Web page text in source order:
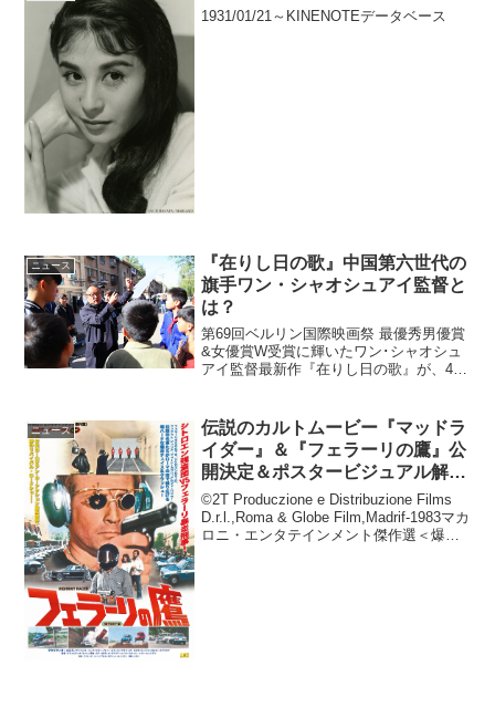
1931/01/21～KINENOTEデータベース
ニュース
『在りし日の歌』中国第六世代の
旗手ワン・シャオシュアイ監督と
は？
第69回ベルリン国際映画祭 最優秀男優賞
&女優賞W受賞に輝いたワン･シャオシュ
アイ監督最新作『在りし日の歌』が、4月
が終焉した後、80年代半ばより国際的に
注目される作...
ニュース
伝説のカルトムービー『マッドラ
イダー』＆『フェラーリの鷹』公
開決定＆ポスタービジュアル解
禁！
©2T Produczione e Distribuzione Films
D.r.l.,Roma & Globe Film,Madrif-1983マカ
ロニ・エンタテインメント傑作選＜爆走